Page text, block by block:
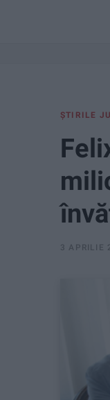
ŞTIRILE
3 APRILIE